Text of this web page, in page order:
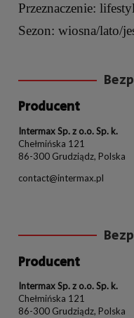
Przeznaczenie:
Sezon: wiosna/lato/
Producent
Intermax Sp. z o.o. Sp. k.
Chełmińska 121
86-300 Grudziądz, Polska
contact@intermax.pl
Producent
Intermax Sp. z o.o. Sp. k.
Chełmińska 121
86-300 Grudziądz, Polska